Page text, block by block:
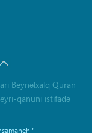
Beynəlxalq Quran
qanuni istifadə
"